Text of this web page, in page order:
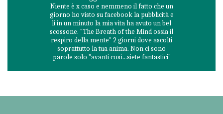
Niente è x caso e nemmeno il fatto che un
giorno ho visto su facebook la pubblicità e
li in un minuto la mia vita ha avuto un bel
scossone. "The Breath of the Mind ossia il
respiro della mente" 2 giorni dove ascolti
soprattutto la tua anima. Non ci sono
parole solo "avanti così...siete fantastici"